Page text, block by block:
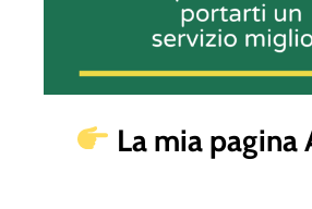
La mia pagina